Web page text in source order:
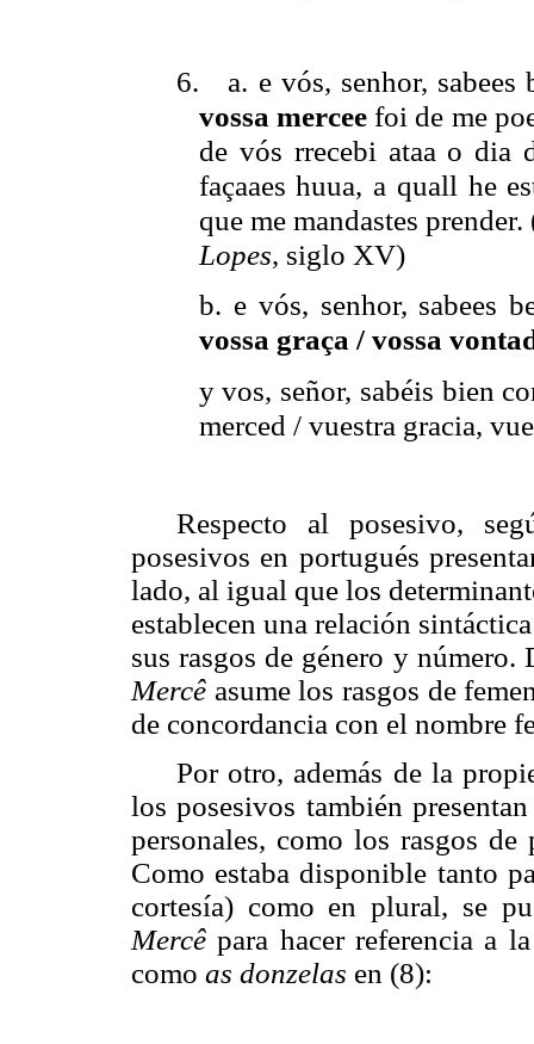
6. a. e vós, senhor,
vossa merceefoi de me
de vós rrecebi ataa o dia
façaaes huua, a quall he
que me mandastes prender.
Lopes, siglo XV)
b. e vós, senhor, sabees
vossa graça / vossa
yvos, señor, sabéis bien
merced / vuestra gracia,
Respecto al posesivo,
posesivos en portugués
lado, al igual que los
establecen una relación
sus rasgos de género y
Mercê asume los rasgos de
de concordancia con el nombre
Por otro, además de la
los posesivos también
personales, como los rasgos de
Como estaba disponible tanto
cortesía) como en plural, se
Mercê para hacer referencia a
como as donzelas en (8):